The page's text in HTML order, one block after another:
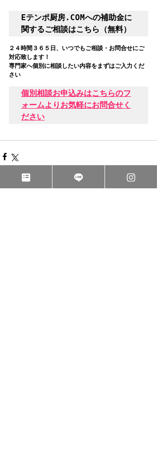
Eテンポ厨房.COMへの補助金に
関するご相談はこちら（無料）
２４時間３６５日、いつでもご相談・お問合せにご
対応致します！
専門家へ個別に相談したい内容をまずはご入力くだ
さい
個別相談お申込みはこちらのフ
ォームよりお気軽にお問合せく
ださい